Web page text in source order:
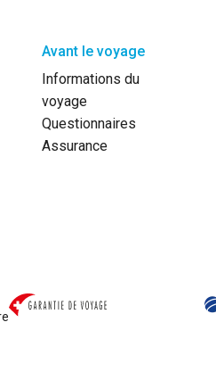
Avant le voyage
Informations du
voyage
Questionnaires
Assurance